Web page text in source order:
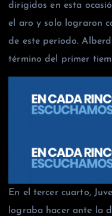
dirigidos en esta
el aro y solo lograron
de este período.
término del primer
En el tercer cuarto,
lograba hacer ante la